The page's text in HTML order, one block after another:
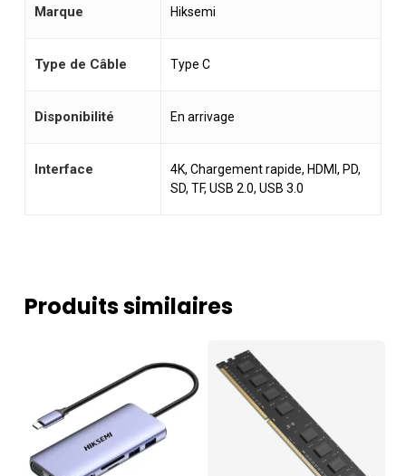
Marque Hiksemi
Type de Câble Type C
Disponibilité En arrivage
Interface
4K, Chargement rapide, HDMI, PD,
SD, TF, USB 2.0, USB 3.0
Produits similaires